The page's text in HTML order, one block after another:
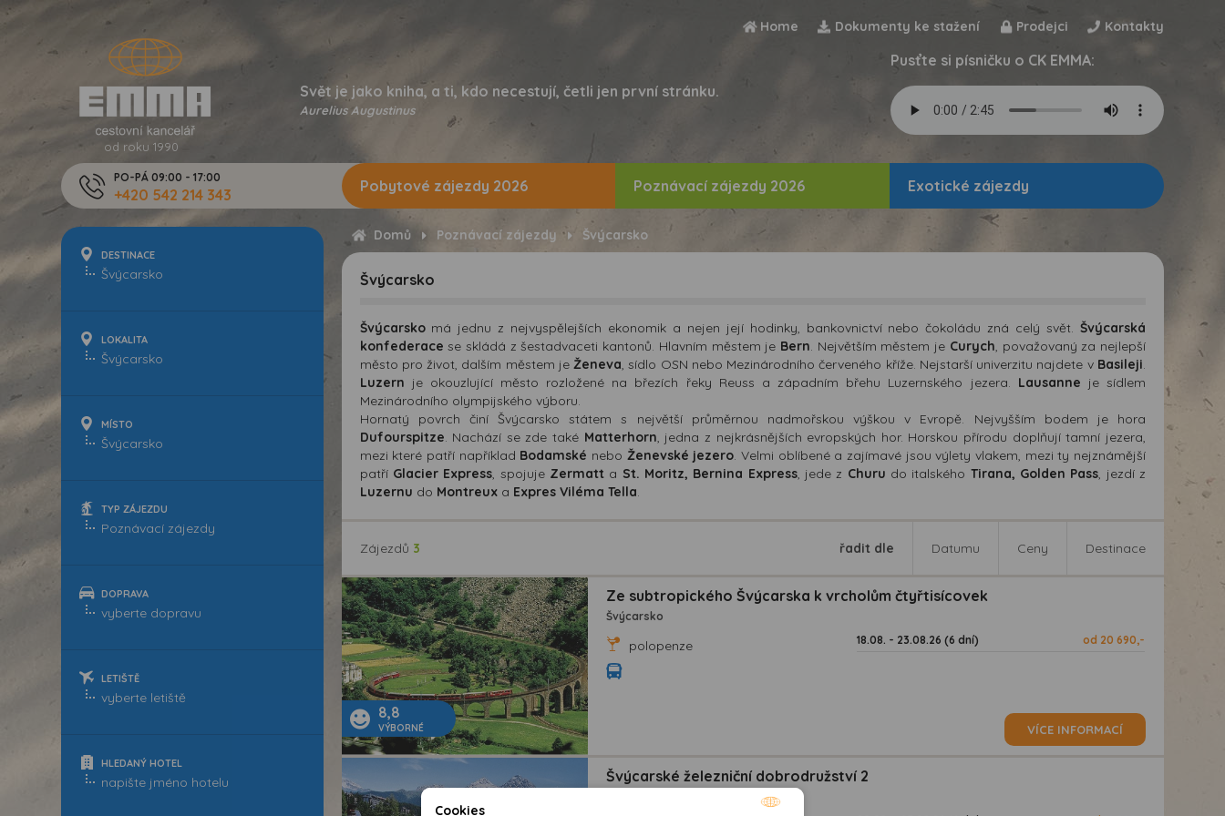
Home Dokumenty ke stažení Prodejci Kontakty
od roku 1990
Svět je jako kniha, a ti, kdo necestují, četli jen první stránku.
Aurelius Augustinus
Pusťte si písničku o CK EMMA:
PO-PÁ 09:00 - 17:00
+420 542 214 343
DESTINACE
LOKALITA
MÍSTO
TYP ZÁJEZDU
DOPRAVA
LETIŠTĚ
HLEDANÝ HOTEL
Pobytové zájezdy 2026 Poznávací zájezdy 2026 Exotické zájezdy
Domů Poznávací zájezdy Švýcarsko
Švýcarsko
Švýcarskomá jednu z nejvyspělejších ekonomik a nejen její hodinky, bankovnictví nebo čokoládu zná celý svět. Švýcarská
konfederace se skládá z šestadvaceti kantonů. Hlavním městem je Bern. Největším městem je Curych, považovaný za nejlepší
město pro život, dalším městem jeŽeneva, sídlo OSN nebo Mezinárodního červeného kříže. Nejstarší univerzitu najdete v Basileji.
Luzern je okouzlující město rozložené na březích řeky Reuss a západním břehu Luzernského jezera. Lausanne je sídlem
Mezinárodního olympijského výboru.
Hornatý povrch činí Švýcarsko státem s největší průměrnou nadmořskou výškou v Evropě. Nejvyšším bodem je hora
Dufourspitze. Nachází se zde také Matterhorn, jedna z nejkrásnějších evropských hor. Horskou přírodu doplňují tamní jezera,
mezi které patří například Bodamské nebo Ženevské jezero. Velmi oblíbené a zajímavé jsou výlety vlakem, mezi ty nejznámější
patří Glacier Express, spojuje Zermatta St. Moritz, Bernina Express, jede z Churu do italského Tirana, Golden Pass, jezdí z
Luzernu do Montreuxa Expres Viléma Tella.
Zájezdů 3 řadit dle Datumu Ceny Destinace
8,8
VÝBORNÉ
Ze subtropického Švýcarska k vrcholům čtyřtisícovek
Švýcarsko
polopenze 18.08. - 23.08.26 (6 dní) od 20 690,-
VÍCE INFORMACÍ
Švýcarské železniční dobrodružství 2
Cookies